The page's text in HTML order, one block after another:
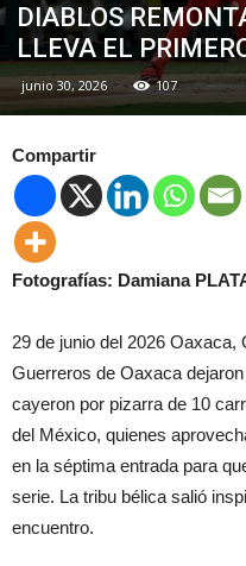
DIABLOS
LLEVA EL
junio 30, 2026 107
Compartir
Fotografías: Damiana
29 de junio del 2026
Guerreros de Oaxaca
cayeron por pizarra de 10
del México, quienes
en la séptima entrada para
serie. La tribu bélica salió
encuentro.